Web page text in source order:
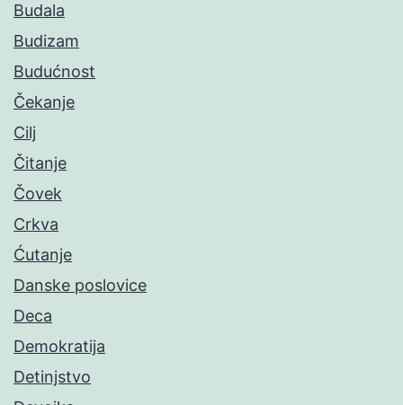
Budala
Budizam
Budućnost
Čekanje
Cilj
Čitanje
Čovek
Crkva
Ćutanje
Danske poslovice
Deca
Demokratija
Detinjstvo